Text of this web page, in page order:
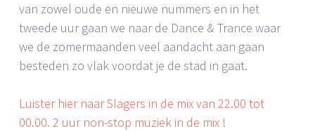
van zowel oude en nieuwe nummers en in het
tweede uur gaan we naar de Dance & Trance waar
we de zomermaanden veel aandacht aan gaan
besteden zo vlak voordat je de stad in gaat.
Luister hier naar Slagers in de mix van 22.00 tot
00.00. 2 uur non-stop muziek in de mix !